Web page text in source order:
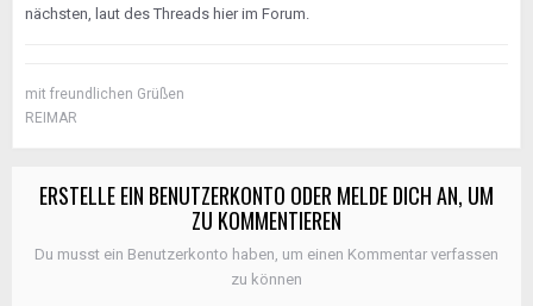
nächsten, laut des Threads hier im Forum.
mit freundlichen Grüßen
REIMAR
ERSTELLE EIN BENUTZERKONTO ODER MELDE DICH AN, UM
ZU KOMMENTIEREN
Du musst ein Benutzerkonto haben, um einen Kommentar verfassen
zu können